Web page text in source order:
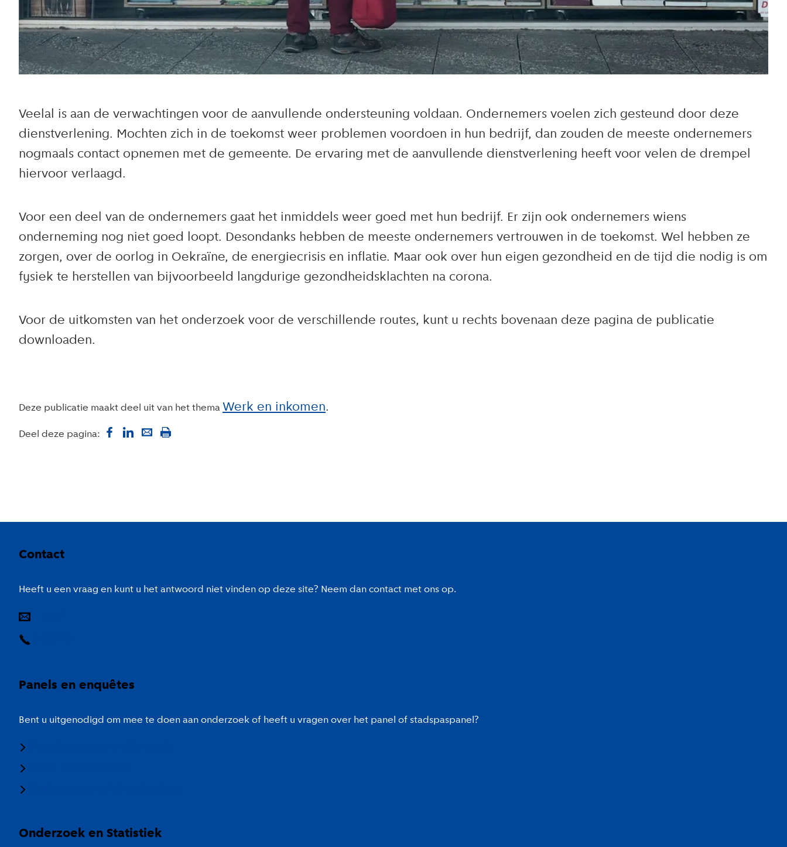
Veelal is aan de verwachtingen voor de aanvullende ondersteuning voldaan. Ondernemers voelen zich gesteund door deze
dienstverlening. Mochten zich in de toekomst weer problemen voordoen in hun bedrijf, dan zouden de meeste ondernemers
nogmaals contact opnemen met de gemeente. De ervaring met de aanvullende dienstverlening heeft voor velen de drempel
hiervoor verlaagd.
Voor een deel van de ondernemers gaat het inmiddels weer goed met hun bedrijf. Er zijn ook ondernemers wiens
onderneming nog niet goed loopt. Desondanks hebben de meeste ondernemers vertrouwen in de toekomst. Wel hebben ze
zorgen, over de oorlog in Oekraïne, de energiecrisis en inflatie. Maar ook over hun eigen gezondheid en de tijd die nodig is om
fysiek te herstellen van bijvoorbeeld langdurige gezondheidsklachten na corona.
Voor de uitkomsten van het onderzoek voor de verschillende routes, kunt u rechts bovenaan deze pagina de publicatie
downloaden.
Deze publicatie maakt deel uit van het thema Werk en inkomen
Deel deze pagina:
Contact
Heeft u een vraag en kunt u het antwoord niet vinden op deze site? Neem dan contact met ons op.
Panels en enquêtes
Bent u uitgenodigd om mee te doen aan onderzoek of heeft u vragen over het panel of stadspaspanel?
Onderzoek en Statistiek